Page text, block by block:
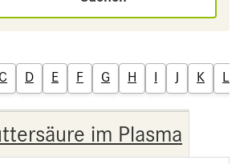
C D E F G H I J K L
im Plasma